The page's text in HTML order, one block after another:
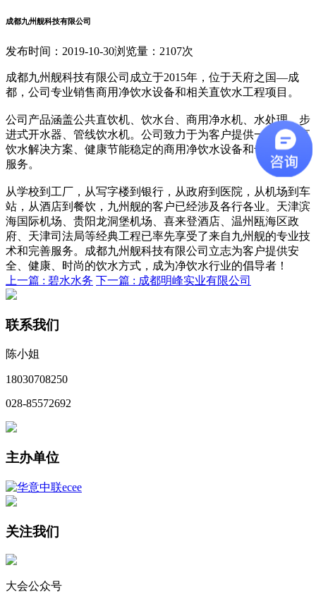
成都九州舰科技有限公司
发布时间：2019-10-30浏览量：2107次
成都九州舰科技有限公司成立于2015年，位于天府之国—成
都，公司专业销售商用净饮水设备和相关直饮水工程项目。
公司产品涵盖公共直饮机、饮水台、商用净水机、水处理、步
进式开水器、管线饮水机。公司致力于为客户提供一站式的直
饮水解决方案、健康节能稳定的商用净饮水设备和专业的增值
服务。
从学校到工厂，从写字楼到银行，从政府到医院，从机场到车
站，从酒店到餐饮，九州舰的客户已经涉及各行各业。天津滨
海国际机场、贵阳龙洞堡机场、喜来登酒店、温州瓯海区政
府、天津司法局等经典工程已率先享受了来自九州舰的专业技
术和完善服务。成都九州舰科技有限公司立志为客户提供安
全、健康、时尚的饮水方式，成为净饮水行业的倡导者！
上一篇 : 碧水水务 下一篇 : 成都明峰实业有限公司
联系我们
陈小姐
18030708250
028-85572692
主办单位
关注我们
大会公众号